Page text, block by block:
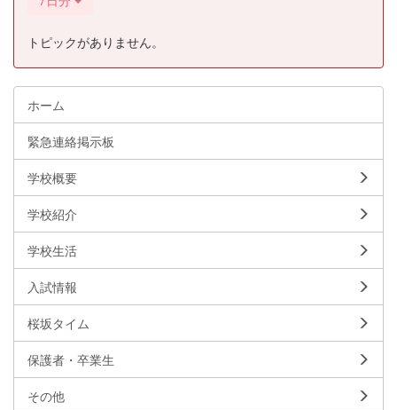
トピックがありません。
ホーム
緊急連絡掲示板
学校概要
学校紹介
学校生活
入試情報
桜坂タイム
保護者・卒業生
その他